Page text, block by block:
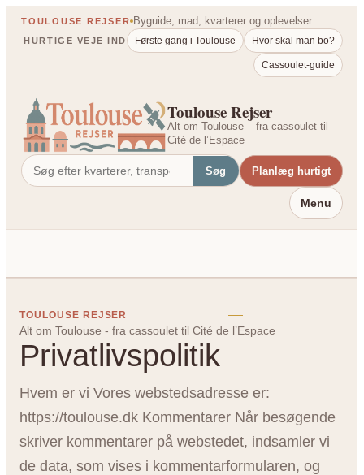
Spring
TOULOUSE REJSER Byguide, mad, kvarterer og oplevelser
HURTIGE VEJE IND Første gang i Toulouse Hvor skal man bo?
Cassoulet-guide
Toulouse Rejser
Alt om Toulouse – fra cassoulet til
Cité de l’Espace
Søg Planlæg hurtigt
Menu
TOULOUSE REJSER
Alt om Toulouse - fra cassoulet til Cité de l’Espace
Privatlivspolitik
Hvem er vi Vores webstedsadresse er:
https://toulouse.dk Kommentarer Når besøgende
skriver kommentarer på webstedet, indsamler vi
de data, som vises i kommentarformularen, og